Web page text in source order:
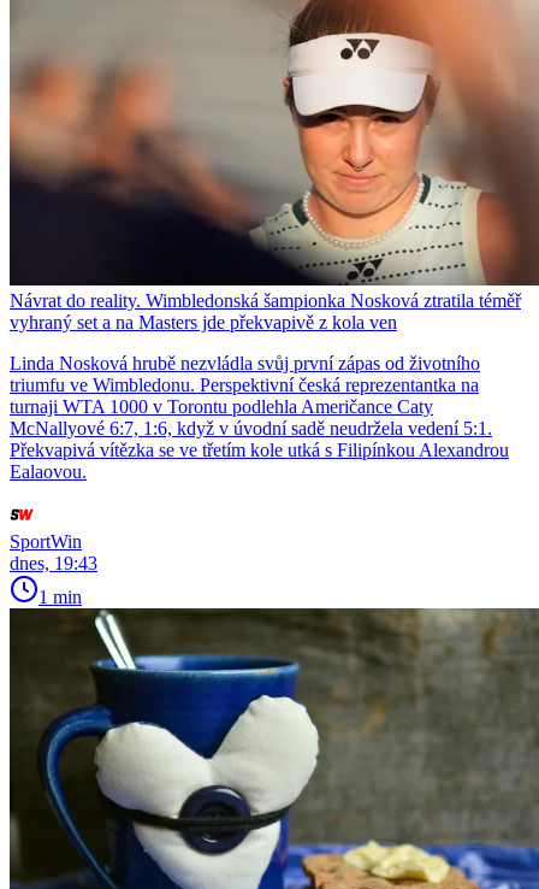
Návrat do reality. Wimbledonská šampionka Nosková ztratila téměř
vyhraný set a na Masters jde překvapivě z kola ven
Linda Nosková hrubě nezvládla svůj první zápas od životního
triumfu ve Wimbledonu. Perspektivní česká reprezentantka na
turnaji WTA 1000 v Torontu podlehla Američance Caty
McNallyové 6:7, 1:6, když v úvodní sadě neudržela vedení 5:1.
Překvapivá vítězka se ve třetím kole utká s Filipínkou Alexandrou
Ealaovou.
SportWin
dnes, 19:43
1 min